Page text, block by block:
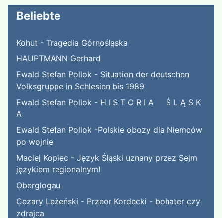
Beliebte
Kohut - Tragedia Górnośląska
HAUPTMANN Gerhard
Ewald Stefan Pollok - Situation der deutschen
Volksgruppe in Schlesien bis 1989
Ewald Stefan Pollok - H I S T O R I A Ś L Ą S K
A
Ewald Stefan Pollok -Polskie obozy dla Niemców
po wojnie
Maciej Kopiec - Język Śląski uznany przez Sejm
językiem regionalnym!
Oberglogau
Cezary Leżeński - Przeor Kordecki - bohater czy
zdrajca